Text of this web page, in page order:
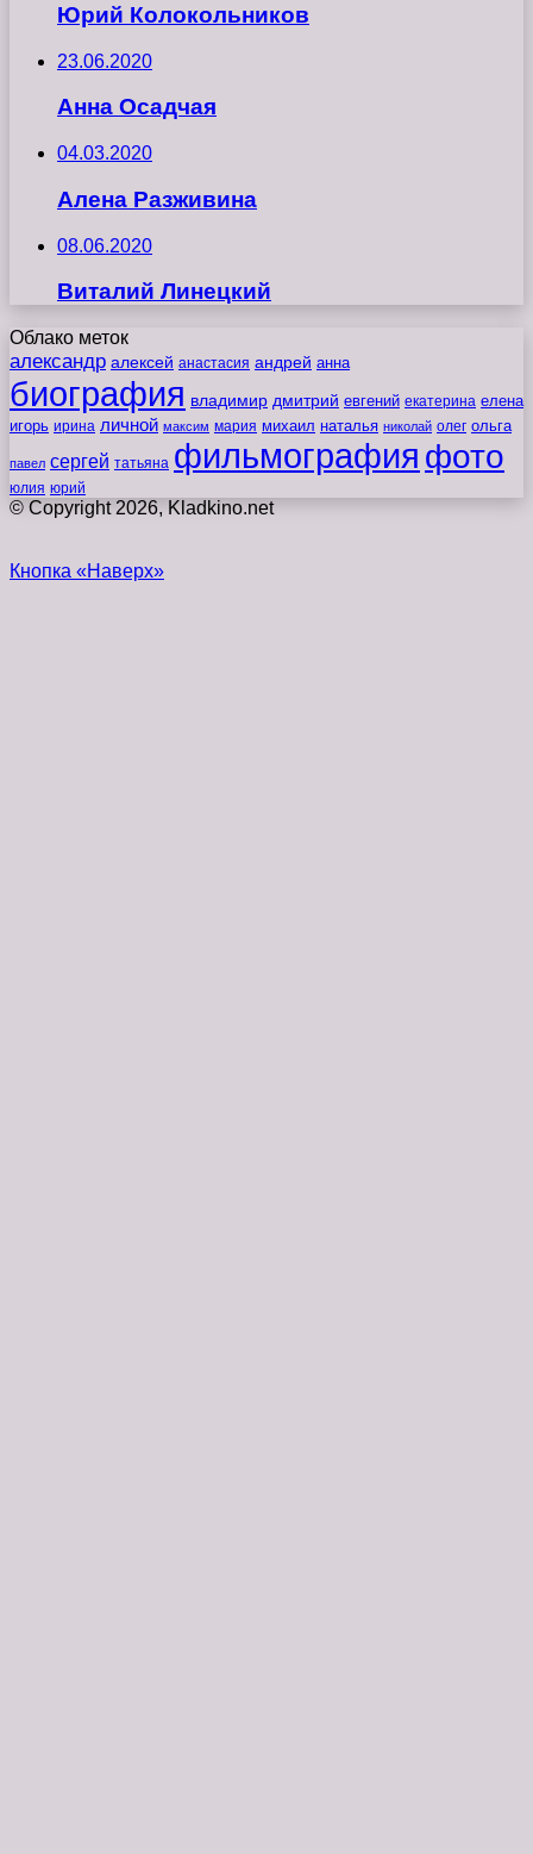
Юрий Колокольников
23.06.2020
Анна Осадчая
04.03.2020
Алена Разживина
08.06.2020
Виталий Линецкий
Облако меток
александр алексей анастасия андрей анна
биография владимир дмитрий евгений екатерина елена
игорь ирина личной максим мария михаил наталья николай олег ольга
павел сергей татьяна фильмография фото
юлия юрий
© Copyright 2026, Kladkino.net
Кнопка «Наверх»